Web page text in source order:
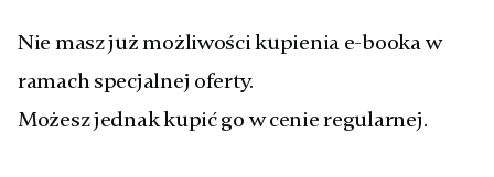
Nie masz już możliwości kupienia e-booka w
ramach specjalnej oferty.
Możesz jednak kupić go w cenie regularnej.